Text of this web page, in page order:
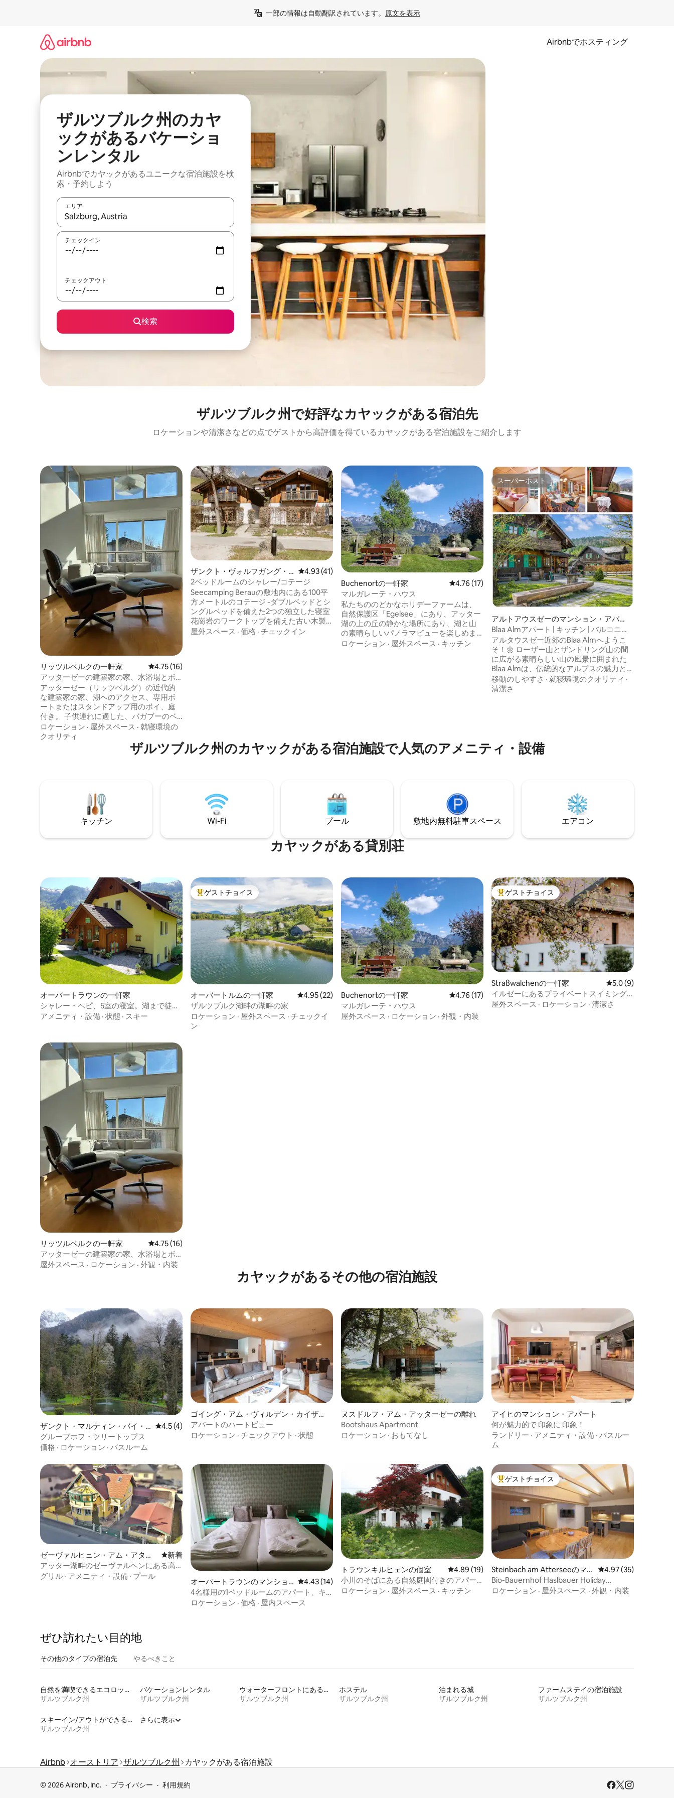
一部の情報は自動翻訳されています。 原文を表示
Airbnbでホスティング
ザルツブルク州のカヤ
ックがあるバケーショ
ンレンタル
Airbnbでカヤックがあるユニークな宿泊施設を検
索・予約しよう
エリア
検索結果が表示されたら、上下の矢印キーを使って移動するか、画面をタッチまたはスワイプして検索結果を確認することができます。
チェックイン
チェックアウト
検索
ザルツブルク州で好評なカヤックがある宿泊先
ロケーションや清潔さなどの点でゲストから高評価を得ているカヤックがある宿泊施設をご紹介します
リッツルベルクの一軒家 レビュー16件、5つ星中4.75つ星の平均評価
4.75 (16)
アッターゼーの建築家の家、水浴場とボ
イ
アッターゼー（リッツベルグ）の近代的
な建築家の家、湖へのアクセス、専用ボ
ートまたはスタンドアップ用のボイ、庭
付き。 子供連れに適した、バガブーのベ
ビーベッド&トリップトラップの椅子。 美
しいザルツカメルゲート（ザルツブル
ク、バート・イシュ、アウスシーアーラ
ント、トラウンシュタイン、モンツィ
は、10分以内に徒歩で行けます。 ご希望
であれば、近くの乗馬場での見学や乗馬
レッスンを手配することができます。
ロケーション · 屋外スペース · 就寝環境の
クオリティ
ザンクト・ヴォルフガング・
イム・ザルツカンマーグート
のシャレー
レビュー41件、5つ星中4.93つ星の平均評価
4.93 (41)
2ベッドルームのシャレー/コテージ
Seecamping Berauの敷地内にある100平
方メートルのコテージ -ダブルベッドとシ
ングルベッドを備えた2つの独立した寝室
花崗岩のワークトップを備えた古い木製
のキッチン -暖炉とダイニングエリアを備
屋外スペース · 価格 · チェックイン
Buchenortの一軒家 レビュー17件、5つ星中4.76つ星の平均評価
4.76 (17)
マルガレーテ・ハウス
私たちののどかなホリデーファームは、
自然保護区「Egelsee」にあり、アッター
湖の上の丘の静かな場所にあり、湖と山
の素晴らしいパノラマビューを楽しめま
す！私たちの農場は、美しい散歩やサイ
ロケーション · 屋外スペース · キッチン
スーパーホスト
スーパーホスト
アルトアウスゼーのマンション・アパー
ト
Blaa Almアパート | キッチン | バルコニー |
サウナ
アルタウスゼー近郊のBlaa Almへようこ
そ！🌼 ローザー山とザンドリング山の間
に広がる素晴らしい山の風景に囲まれた
Blaa Almは、伝統的なアルプスの魅力と本
格的なシュタイアーマークの居心地の良
さを兼ね備えています。🏔️✨ 敷地内のレ
な山の楽しみが得られます。🌞🍃
移動のしやすさ · 就寝環境のクオリティ ·
清潔さ
ザルツブルク州のカヤックがある宿泊施設で人気のアメニティ・設備
キッチン Wi-Fi プール 敷地内無料駐⁠車ス⁠ペ⁠ー⁠ス エアコン
カヤックがある貸別荘
オーバートラウンの一軒家
シャレー・ヘピ、5室の寝室。湖まで徒歩
5分。
アメニティ・設備 · 状態 · スキー
大好評のゲストチョイスです。
ゲストチョイス
オーバートルムの一軒家 レビュー22件、5つ星中4.95つ星の平均評価
4.95 (22)
ザルツブルク湖畔の湖畔の家
ロケーション · 屋外スペース · チェックイ
ン
Buchenortの一軒家 レビュー17件、5つ星中4.76つ星の平均評価
4.76 (17)
マルガレーテ・ハウス
屋外スペース · ロケーション · 外観・内装
大好評のゲストチョイスです。
ゲストチョイス
Straßwalchenの一軒家 レビュー9件、5つ
5.0 (9)
イルゼーにあるプライベートスイミング
エリアのあるフルトルホフ
屋外スペース · ロケーション · 清潔さ
リッツルベルクの一軒家 レビュー16件、5つ星中4.75つ星の平均評価
4.75 (16)
アッターゼーの建築家の家、水浴場とボ
イ
屋外スペース · ロケーション · 外観・内装
カヤックがあるその他の宿泊施設
ザンクト・マルティン・バイ・
ローファーのマンション・アパ
ート
レビュー4件、5つ星中4.5つ星の平均評価
4.5 (4)
グルーブホフ・ツリートップス
価格 · ロケーション · バスルーム
ゴイング・アム・ヴィルデン・カイザー
のマンション・アパート
アパートのハートビュー
ロケーション · チェックアウト · 状態
ヌスドルフ・アム・アッターゼーの離れ
Bootshaus Apartment
ロケーション · おもてなし
アイヒのマンション・アパート
何が魅力的で 印象に 印象！
ランドリー · アメニティ・設備 · バスルー
ム
ゼーヴァルヒェン・アム・アター
ゼーのマンション・アパート
新しい宿泊先
新着
アッター湖畔のゼーヴァルヘンにある高
級アパートメント
グリル · アメニティ・設備 · プール
オーバートラウンのマンショ
ン・アパート
レビュー14件、5つ星中4.43つ星の平均評価
4.43 (14)
4名様用の1ベッドルームのアパート、キ
ッチン付き
ロケーション · 価格 · 屋内スペース
トラウンキルヒェンの個室 レビュー19件、5つ星中4.89つ星の平均評価
4.89 (19)
小川のそばにある自然庭園付きのアパー
ト - トラウンゼー近く
ロケーション · 屋外スペース · キッチン
大好評のゲストチョイスです。
ゲストチョイス
Steinbach am Atterseeのマン
ション・アパート
レビュー35件、5つ
4.97 (35)
Bio-Bauernhof Haslbauer Holiday
Apartment Brenner
ロケーション · 屋外スペース · 外観・内装
ぜひ訪⁠れ⁠た⁠い目⁠的⁠地
その他のタ⁠イ⁠プ⁠の宿⁠泊⁠先 やるべきこと
自然を満喫できるエコロッジの宿泊施設
ザルツブルク州
バケーションレンタル
ザルツブルク州
ウォーターフロントにある宿泊施設
ザルツブルク州
ホステル
ザルツブルク州
泊まれる城
ザルツブルク州
ファームステイの宿泊施設
ザルツブルク州
スキーイン/アウトができる宿泊先
ザルツブルク州
さらに表示
Airbnb オーストリア ザルツブルク州 カヤックがある宿泊施設
© 2026 Airbnb, Inc. プライバシー 利用規約